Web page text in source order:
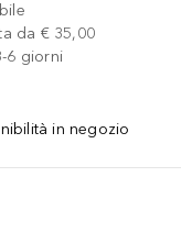
da € 35,00
6 giorni
AL CARRELLO
in negozio